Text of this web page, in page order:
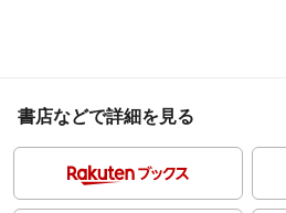
書店などで詳細を見る